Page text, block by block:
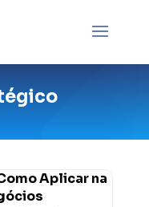
Aplicar na